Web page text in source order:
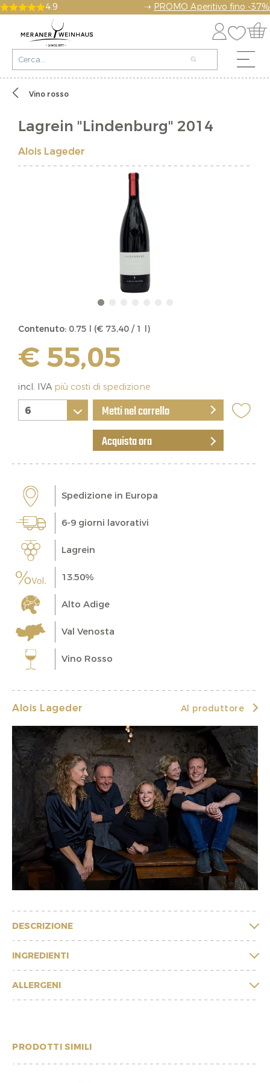
4.9 ➝ PROMO Aperitivo fino -37%
Vino rosso
Lagrein "Lindenburg" 2014
Alois Lageder
Contenuto: 0.75 l (€ 73,40 / 1 l)
€ 55,05
incl. IVA più costi di spedizione
Metti nel carrello
Acquista ora
Spedizione in Europa
6-9 giorni lavorativi
Lagrein
13.50%
Alto Adige
Val Venosta
Vino Rosso
Alois Lageder Al produttore
DESCRIZIONE
INGREDIENTI
ALLERGENI
PRODOTTI SIMILI